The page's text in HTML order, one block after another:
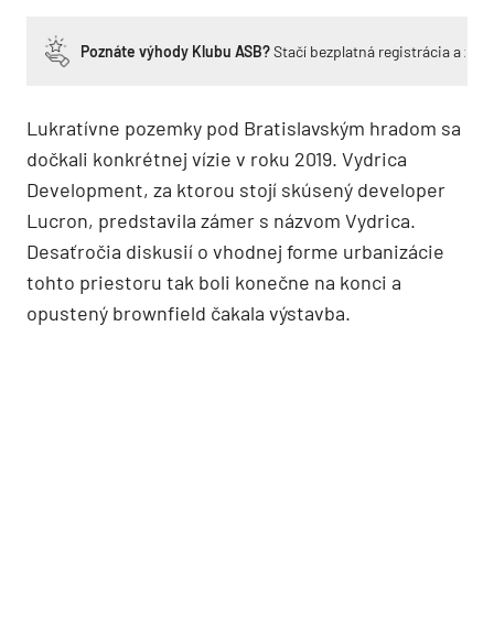
Poznáte výhody Klubu ASB?Stačí bezplatná registrácia a
Lukratívne pozemky pod Bratislavským hradom sa
dočkali konkrétnej vízie v roku 2019. Vydrica
Development, za ktorou stojí skúsený developer
Lucron, predstavila zámer s názvom Vydrica.
Desaťročia diskusií o vhodnej forme urbanizácie
tohto priestoru tak boli konečne na konci a
opustený brownfield čakala výstavba.